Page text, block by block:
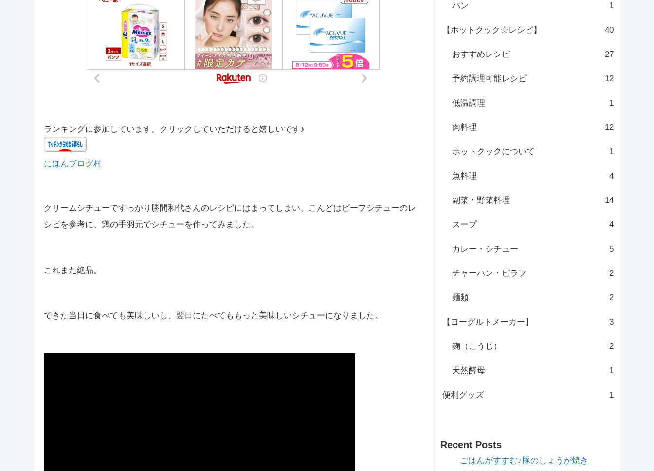
ランキングに参加しています。クリックしていただけると嬉しいです♪
にほんブログ村
クリームシチューですっかり勝間和代さんのレシピにはまってしまい、こんどはビーフシチューのレ
シピを参考に、鶏の手羽元でシチューを作ってみました。
これまた絶品。
できた当日に食べても美味しいし、翌日にたべてももっと美味しいシチューになりました。
パン 1
【ホットクック☆レシピ】 40
おすすめレシピ 27
予約調理可能レシピ 12
低温調理 1
肉料理 12
ホットクックについて 1
魚料理 4
副菜・野菜料理 14
スープ 4
カレー・シチュー 5
チャーハン・ピラフ 2
麺類 2
【ヨーグルトメーカー】 3
麹（こうじ） 2
天然酵母 1
便利グッズ 1
Recent Posts
ごはんがすすむ♪豚のしょうが焼き